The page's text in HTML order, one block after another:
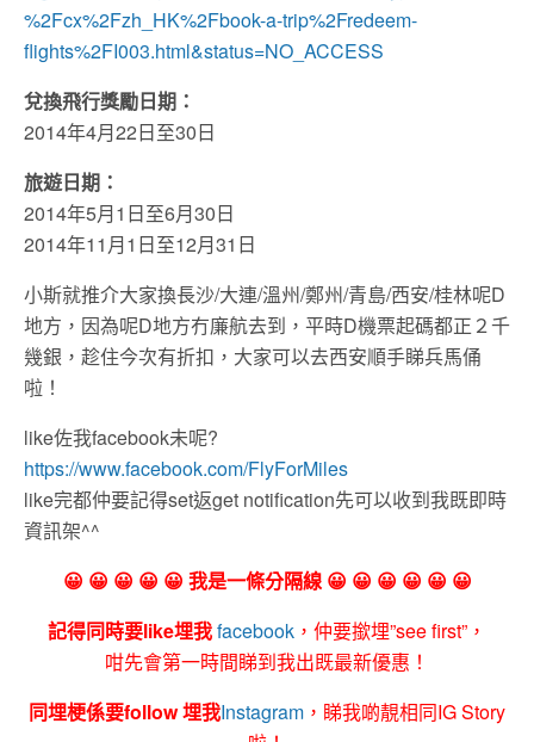
%2Fcx%2Fzh_HK%2Fbook-a-trip%2Fredeem-
flights%2FI003.html&status=NO_ACCESS
兌換飛行獎勵日期：
2014年4月22日至30日
旅遊日期：
2014年5月1日至6月30日
2014年11月1日至12月31日
小斯就推介大家換長沙/大連/溫州/鄭州/青島/西安/桂林呢D
地方，因為呢D地方冇廉航去到，平時D機票起碼都正２千
幾銀，趁住今次有折扣，大家可以去西安順手睇兵馬俑
啦！
like佐我facebook未呢?
https://www.facebook.com/FlyForMiles
like完都仲要記得set返get notification先可以收到我既即時
資訊架^^
😀 😀 😀 😀 😀 我是一條分隔線 😀 😀 😀 😀 😀 😀
記得同時要like埋我facebook ，仲要撳埋”see first”，
咁先會第一時間睇到我出既最新優惠！
同埋梗係要follow 埋我Instagram ，睇我啲靚相同IG Story